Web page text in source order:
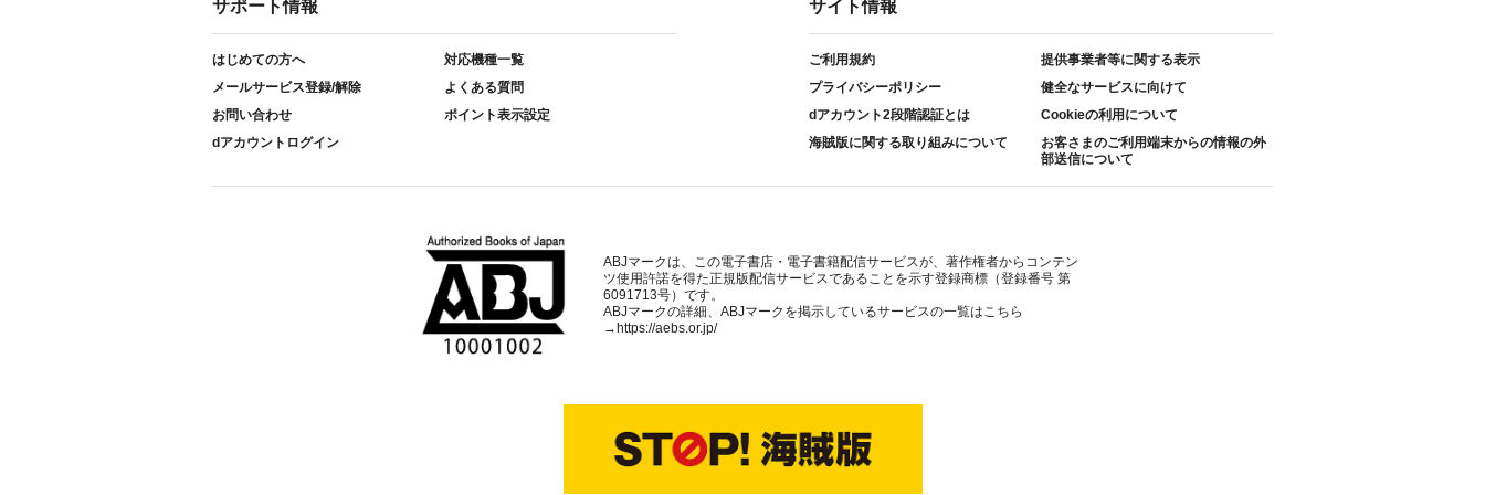
サポート情報
はじめての方へ
対応機種一覧
メールサービス登録/解除
よくある質問
お問い合わせ
ポイント表示設定
dアカウントログイン
サイト情報
ご利用規約
提供事業者等に関する表示
プライバシーポリシー
健全なサービスに向けて
dアカウント2段階認証とは
Cookieの利用について
海賊版に関する取り組みについて
お客さまのご利用端末からの情報の外
部送信について
ABJマークは、この電子書店・電子書籍配信サービスが、著作権者からコンテン
ツ使用許諾を得た正規版配信サービスであることを示す登録商標（登録番号 第
6091713号）です。
ABJマークの詳細、ABJマークを掲示しているサービスの一覧はこちら
→ https://aebs.or.jp/